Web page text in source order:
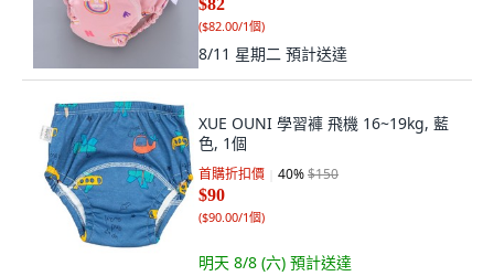
$82
($82.00/1個)
8/11 星期二 預計送達
XUE OUNI 學習褲 飛機 16~19kg, 藍
色, 1個
首購折扣價 40%$150
$90
($90.00/1個)
明天 8/8 (六) 預計送達